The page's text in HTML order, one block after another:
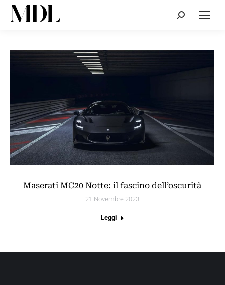
Cerca:
Maserati MC20 Notte: il fascino dell’oscurità
21 Novembre 2023
Leggi